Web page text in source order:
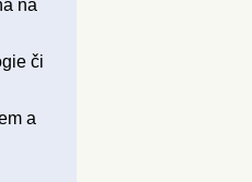
na
či
a